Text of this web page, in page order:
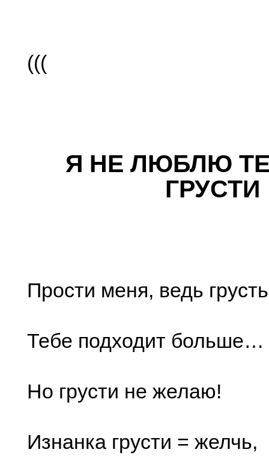
(((
Я НЕ ЛЮБЛЮ
ГРУСТИ
Прости меня, ведь грусть
Тебе подходит больше…
Но грусти не желаю!
Изнанка грусти = желчь,